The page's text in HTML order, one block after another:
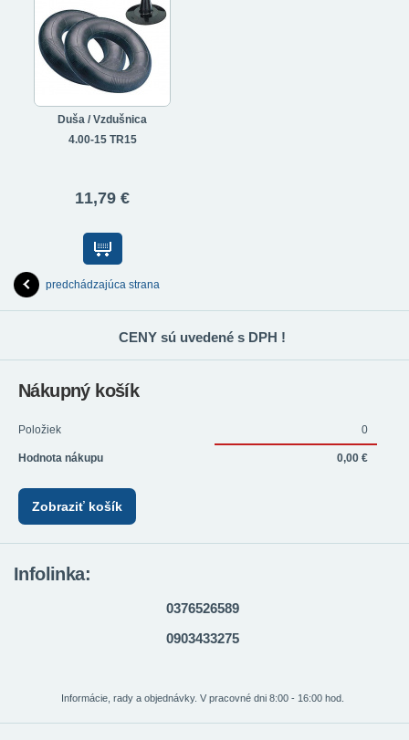
Duša / Vzdušnica
4.00-15 TR15
11,79 €
predchádzajúca strana
CENY sú uvedené s DPH !
Nákupný košík
Položiek 0
Hodnota nákupu 0,00 €
Zobraziť košík
Infolinka:
0376526589
0903433275
Informácie, rady a objednávky. V pracovné dni 8:00 - 16:00 hod.